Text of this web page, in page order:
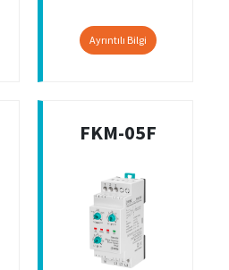
Ayrıntılı Bilgi
FKM-05F